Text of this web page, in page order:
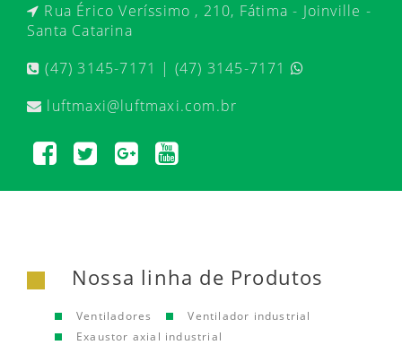
Rua Érico Veríssimo , 210, Fátima - Joinville -
Santa Catarina
(47) 3145-7171 | (47) 3145-7171
luftmaxi@luftmaxi.com.br
Nossa linha de Produtos
Ventiladores
Ventilador industrial
Exaustor axial industrial